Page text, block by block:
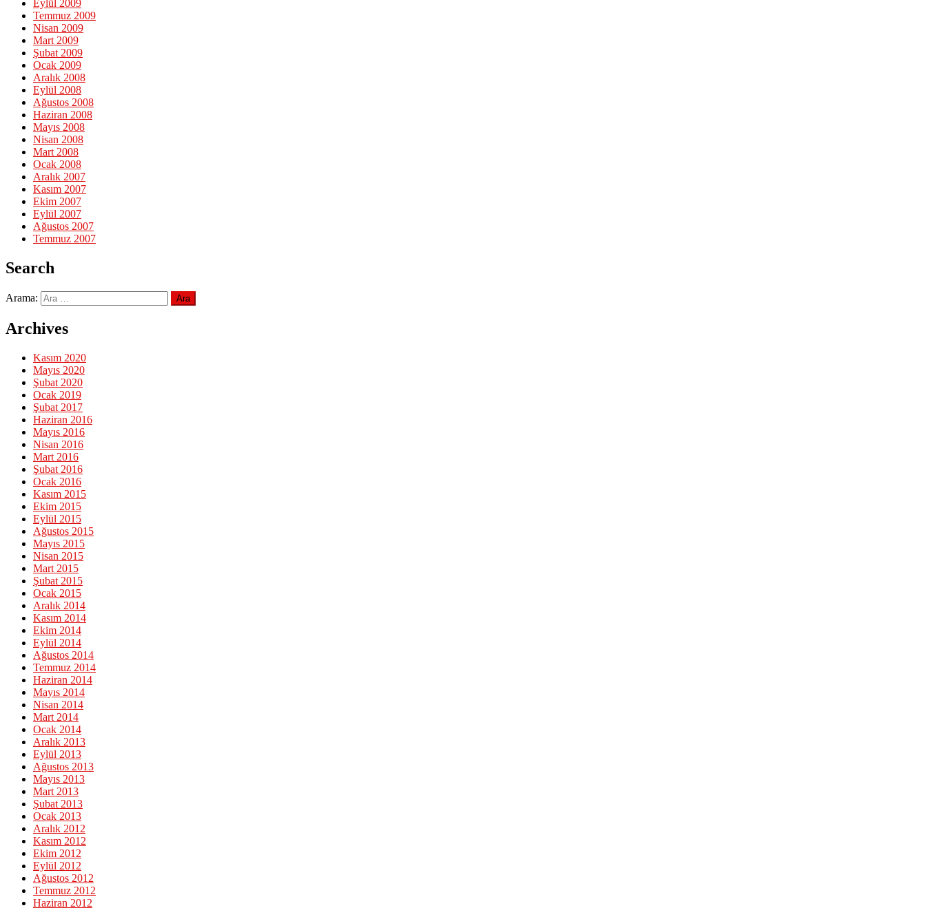
Eylül 2009
Temmuz 2009
Nisan 2009
Mart 2009
Şubat 2009
Ocak 2009
Aralık 2008
Eylül 2008
Ağustos 2008
Haziran 2008
Mayıs 2008
Nisan 2008
Mart 2008
Ocak 2008
Aralık 2007
Kasım 2007
Ekim 2007
Eylül 2007
Ağustos 2007
Temmuz 2007
Search
Arama:
Archives
Kasım 2020
Mayıs 2020
Şubat 2020
Ocak 2019
Şubat 2017
Haziran 2016
Mayıs 2016
Nisan 2016
Mart 2016
Şubat 2016
Ocak 2016
Kasım 2015
Ekim 2015
Eylül 2015
Ağustos 2015
Mayıs 2015
Nisan 2015
Mart 2015
Şubat 2015
Ocak 2015
Aralık 2014
Kasım 2014
Ekim 2014
Eylül 2014
Ağustos 2014
Temmuz 2014
Haziran 2014
Mayıs 2014
Nisan 2014
Mart 2014
Ocak 2014
Aralık 2013
Eylül 2013
Ağustos 2013
Mayıs 2013
Mart 2013
Şubat 2013
Ocak 2013
Aralık 2012
Kasım 2012
Ekim 2012
Eylül 2012
Ağustos 2012
Temmuz 2012
Haziran 2012